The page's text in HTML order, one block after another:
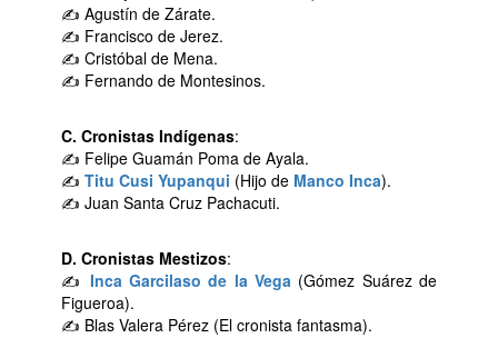
✍ Agustín de Zárate.
✍ Francisco de Jerez.
✍ Cristóbal de Mena.
✍ Fernando de Montesinos.
C. Cronistas Indígenas:
✍ Felipe Guamán Poma de Ayala.
✍ Titu Cusi Yupanqui (Hijo de Manco Inca).
✍ Juan Santa Cruz Pachacuti.
D. Cronistas Mestizos:
✍ Inca Garcilaso de la Vega (Gómez Suárez de
Figueroa).
✍ Blas Valera Pérez (El cronista fantasma).